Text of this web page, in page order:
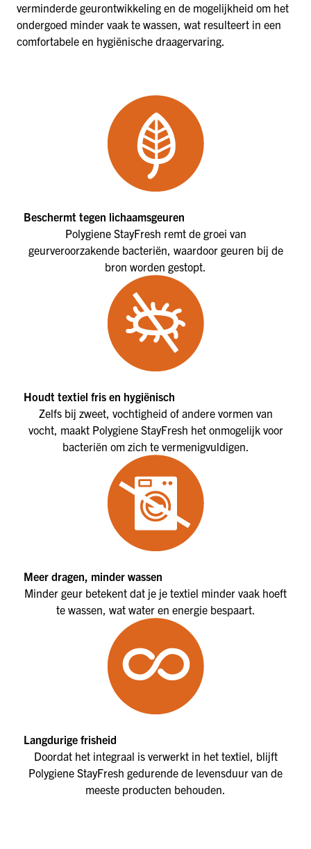
verminderde geurontwikkeling en de mogelijkheid om het
ondergoed minder vaak te wassen, wat resulteert in een
comfortabele en hygiënische draagervaring.
Beschermt tegen lichaamsgeuren
Polygiene StayFresh remt de groei van
geurveroorzakende bacteriën, waardoor geuren bij de
bron worden gestopt.
Houdt textiel fris en hygiënisch
Zelfs bij zweet, vochtigheid of andere vormen van
vocht, maakt Polygiene StayFresh het onmogelijk voor
bacteriën om zich te vermenigvuldigen.
Meer dragen, minder wassen
Minder geur betekent dat je je textiel minder vaak hoeft
te wassen, wat water en energie bespaart.
Langdurige frisheid
Doordat het integraal is verwerkt in het textiel, blijft
Polygiene StayFresh gedurende de levensduur van de
meeste producten behouden.